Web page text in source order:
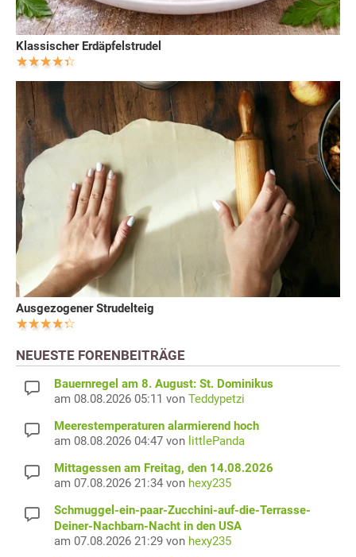
Klassischer Erdäpfelstrudel
Ausgezogener Strudelteig
NEUESTE FORENBEITRÄGE
Bauernregel am 8. August: St. Dominikus
am 08.08.2026 05:11 von Teddypetzi
Meerestemperaturen alarmierend hoch
am 08.08.2026 04:47 von littlePanda
Mittagessen am Freitag, den 14.08.2026
am 07.08.2026 21:34 von hexy235
Schmuggel-ein-paar-Zucchini-auf-die-Terrasse-
Deiner-Nachbarn-Nacht in den USA
am 07.08.2026 21:29 von hexy235